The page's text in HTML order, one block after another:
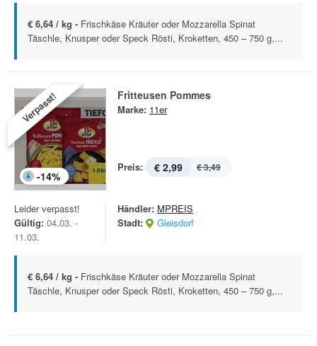
€ 6,64 / kg - Frischkäse Kräuter oder Mozzarella Spinat
Täschle, Knusper oder Speck Rösti, Kroketten, 450 – 750 g,...
Verpasst!
-14%
Fritteusen Pommes
Marke: 11er
Preis: € 2,99 € 3,49
Leider verpasst!
Gültig: 04.03. -
11.03.
Händler: MPREIS
Stadt:
Gleisdorf
€ 6,64 / kg - Frischkäse Kräuter oder Mozzarella Spinat
Täschle, Knusper oder Speck Rösti, Kroketten, 450 – 750 g,...